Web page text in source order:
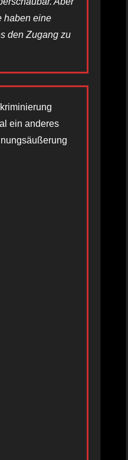
haben eine
den Zugang zu
ein anderes